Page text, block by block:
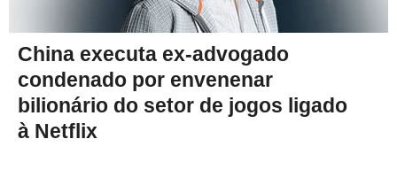
China executa ex-advogado
condenado por envenenar
bilionário do setor de jogos ligado
à Netflix